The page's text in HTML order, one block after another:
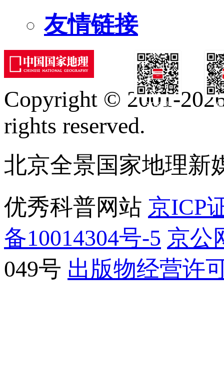
友情链接
订阅号
Copyright © 2001-
rights reserved.
北京全景国家地理新
优秀科普网站 京ICP
备10014304号-5 京公
049号 出版物经营许